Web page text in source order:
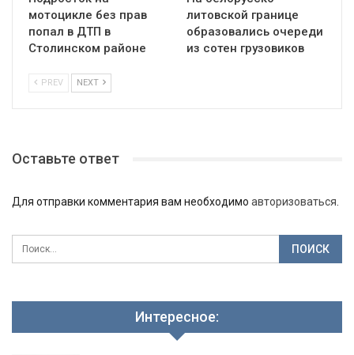
мотоцикле без прав
попал в ДТП в
Столинском районе
литовской границе
образовались очереди
из сотен грузовиков
PREV NEXT
Оставьте ответ
Для отправки комментария вам необходимо авторизоваться.
Интересное: